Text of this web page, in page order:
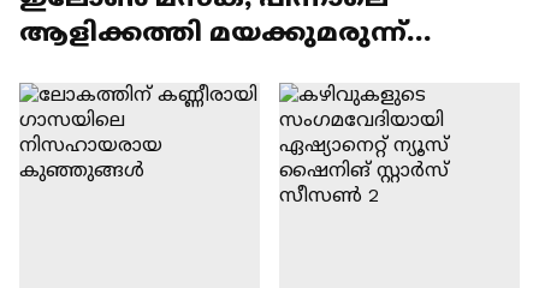
ആളിക്കത്തി മയക്കുമരുന്ന്